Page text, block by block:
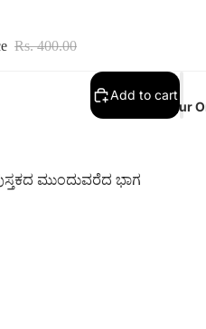
Track Your
Rs. 400.00
Add to cart
ಮುಂದುವರೆದ ಭಾಗ